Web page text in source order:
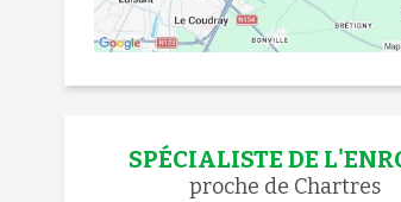
SPÉCIALISTE DE
proche de Chartres